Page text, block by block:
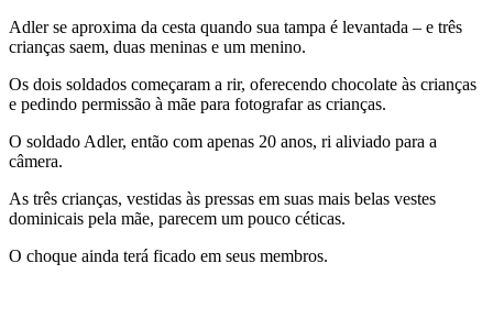
Adler se aproxima da cesta quando sua tampa é levantada – e três
crianças saem, duas meninas e um menino.
Os dois soldados começaram a rir, oferecendo chocolate às crianças
e pedindo permissão à mãe para fotografar as crianças.
O soldado Adler, então com apenas 20 anos, ri aliviado para a
câmera.
As três crianças, vestidas às pressas em suas mais belas vestes
dominicais pela mãe, parecem um pouco céticas.
O choque ainda terá ficado em seus membros.